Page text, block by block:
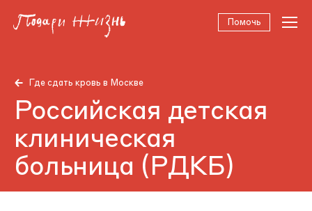
Помочь
Где сдать кровь в Москве
Российская детская
клиническая
больница (РДКБ)